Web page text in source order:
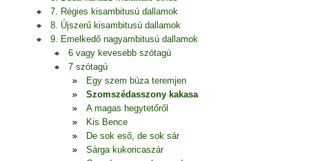
7. Régies kisambitusú dallamok
8. Újszerű kisambitusú dallamok
9. Emelkedő nagyambitusú dallamok
6 vagy kevesebb szótagú
7 szótagú
Egy szem búza teremjen
Szomszédasszony kakasa
A magas hegytetőről
Kis Bence
De sok eső, de sok sár
Sárga kukoricaszár